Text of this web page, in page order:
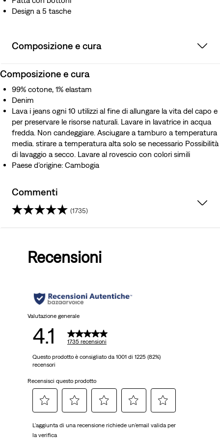
Design a 5 tasche
Composizione e cura
Composizione e cura
99% cotone, 1% elastam
Denim
Lava i jeans ogni 10 utilizzi al fine di allungare la vita del capo e
per preservare le risorse naturali. Lavare in lavatrice in acqua
fredda. Non candeggiare. Asciugare a tamburo a temperatura
media. stirare a temperatura alta solo se necessario Possibilità
di lavaggio a secco. Lavare al rovescio con colori simili
Paese d’origine: Cambogia
Commenti
(1735)
recensioni
Recensioni
Valutazione generale
4.1 1735 recensioni
Questo prodotto è consigliato da 1001 di 1225 (82%)
recensori
Recensisci questo prodotto
per
per
per
per
per
L'aggiunta di una recensione richiede un'email valida per
la verifica